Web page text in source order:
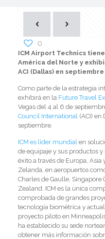
0
ICM Airport Technics
América del Norte y
ACI (Dallas) en septiembre
Como parte de la estrategia
exhibirá en la Future Travel
Vegas del 4 al 6 de
Council International(ACI) en
septiembre.
ICM es líder mundialen
de equipaje y sus productos
éxito a través de Europa,
Zelanda, en aeropuertos
Charles de Gaulle,
Zealand. ICM es la única
comprobada de grandes
tecnología biométrica y
proyecto piloto en
ha establecido su sede
obtener más información